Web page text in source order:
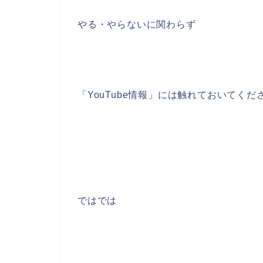
やる・やらないに関わらず
「YouTube情報」には触れておいてくだ
ではでは